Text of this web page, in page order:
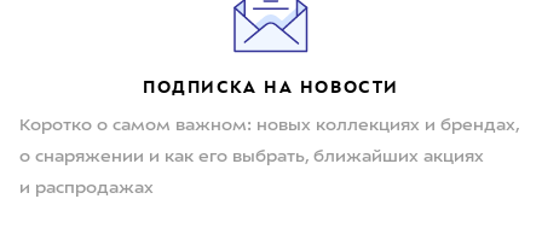
ПОДПИСКА НА НОВОСТИ
Коротко о самом важном: новых коллекциях и брендах,
о снаряжении и как его выбрать, ближайших акциях
и распродажах